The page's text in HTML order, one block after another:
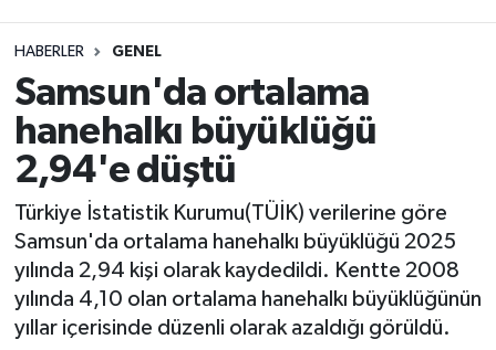
HABERLER GENEL
Samsun'da ortalama
hanehalkı büyüklüğü
2,94'e düştü
Türkiye İstatistik Kurumu(TÜİK) verilerine göre
Samsun'da ortalama hanehalkı büyüklüğü 2025
yılında 2,94 kişi olarak kaydedildi. Kentte 2008
yılında 4,10 olan ortalama hanehalkı büyüklüğünün
yıllar içerisinde düzenli olarak azaldığı görüldü.
Güncel
Haberde insan
Kültür - Sanat
Magazin
Haber Arşivi